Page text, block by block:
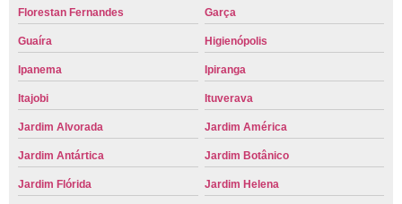
Florestan Fernandes Garça
Guaíra Higienópolis
Ipanema Ipiranga
Itajobi Ituverava
Jardim Alvorada Jardim América
Jardim Antártica Jardim Botânico
Jardim Flórida Jardim Helena